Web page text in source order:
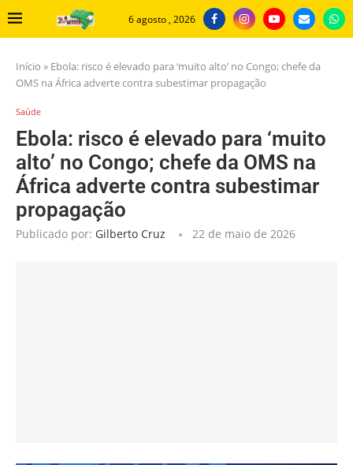
6 agosto , 2026
Início » Ebola: risco é elevado para ‘muito alto’ no Congo; chefe da
OMS na África adverte contra subestimar propagação
Saúde
Ebola: risco é elevado para ‘muito
alto’ no Congo; chefe da OMS na
África adverte contra subestimar
propagação
Publicado por: Gilberto Cruz 22 de maio de 2026